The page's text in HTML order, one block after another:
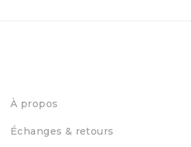
À propos
Échanges & retours